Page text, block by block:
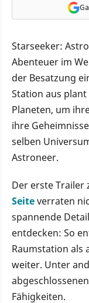
Starseeker:
Abenteuer im
der Besatzung
Station aus
Planeten, um
ihre
selben
Astroneer.
Der erste Trailer
Seiteverraten
spannende
entdecken: So
Raumstation als
weiter. Unter
Fähigkeiten.